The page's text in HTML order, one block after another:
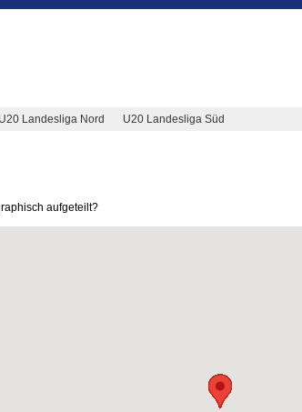
U20 Landesliga Nord U20 Landesliga Süd
aufgeteilt?